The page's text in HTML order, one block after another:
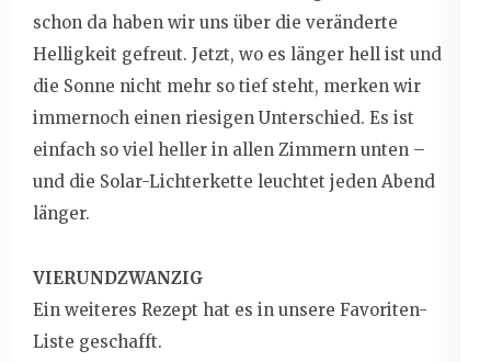
schon da haben wir uns über die veränderte
Helligkeit gefreut. Jetzt, wo es länger hell ist und
die Sonne nicht mehr so tief steht, merken wir
immernoch einen riesigen Unterschied. Es ist
einfach so viel heller in allen Zimmern unten –
und die Solar-Lichterkette leuchtet jeden Abend
länger.
VIERUNDZWANZIG
Ein weiteres Rezept hat es in unsere Favoriten-
Liste geschafft.